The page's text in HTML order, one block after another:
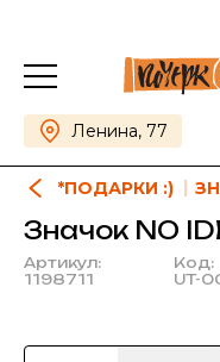
Ленина, 77
*ПОДАРКИ :)
Значок NO
Артикул:
1198711
Код:
UT-